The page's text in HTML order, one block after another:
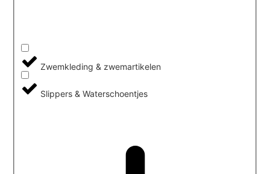
Zwemkleding & zwemartikelen
Slippers & Waterschoentjes